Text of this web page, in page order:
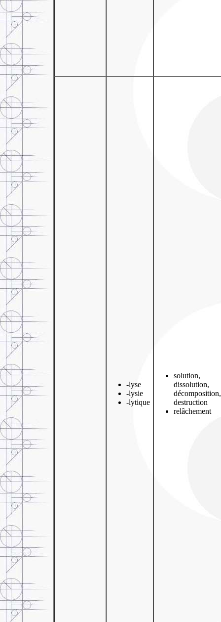
-lyse
-lysie
-lytique
solution,
dissolution,
décomposition,
destruction
relâchement